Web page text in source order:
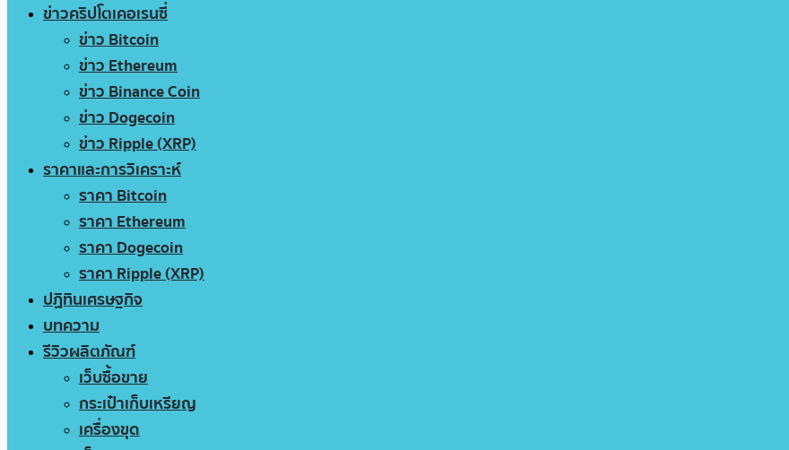
ข่าวคริปโตเคอเรนซี่
ข่าว Bitcoin
ข่าว Ethereum
ข่าว Binance Coin
ข่าว Dogecoin
ข่าว Ripple (XRP)
ราคาและการวิเคราะห์
ราคา Bitcoin
ราคา Ethereum
ราคา Dogecoin
ราคา Ripple (XRP)
ปฏิทินเศรษฐกิจ
บทความ
รีวิวผลิตภัณฑ์
เว็บซื้อขาย
กระเป๋าเก็บเหรียญ
เครื่องขุด